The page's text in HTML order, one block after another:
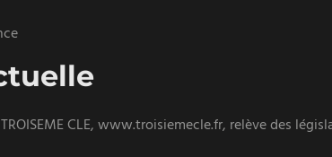
CLE, www.troisiemecle.fr, relève des